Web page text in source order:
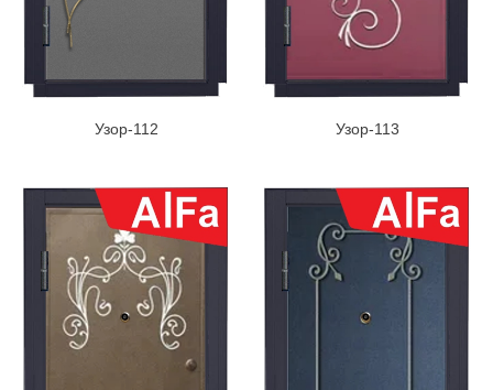
Узор-112 Узор-113